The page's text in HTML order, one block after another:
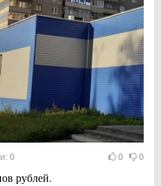
0 0 0
рублей.